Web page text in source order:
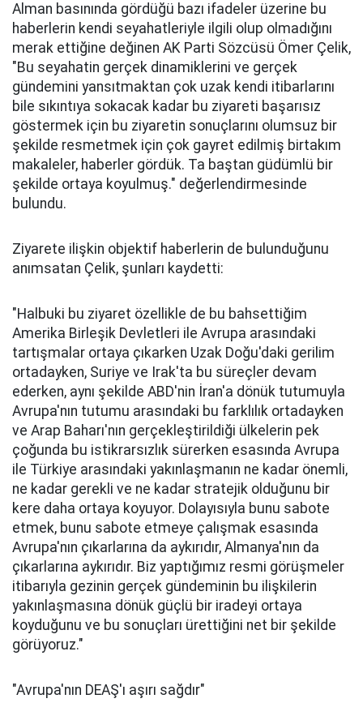
Alman basınında gördüğü bazı ifadeler üzerine bu
haberlerin kendi seyahatleriyle ilgili olup olmadığını
merak ettiğine değinen AK Parti Sözcüsü Ömer Çelik,
"Bu seyahatin gerçek dinamiklerini ve gerçek
gündemini yansıtmaktan çok uzak kendi itibarlarını
bile sıkıntıya sokacak kadar bu ziyareti başarısız
göstermek için bu ziyaretin sonuçlarını olumsuz bir
şekilde resmetmek için çok gayret edilmiş birtakım
makaleler, haberler gördük. Ta baştan güdümlü bir
şekilde ortaya koyulmuş." değerlendirmesinde
bulundu.
Ziyarete ilişkin objektif haberlerin de bulunduğunu
anımsatan Çelik, şunları kaydetti:
"Halbuki bu ziyaret özellikle de bu bahsettiğim
Amerika Birleşik Devletleri ile Avrupa arasındaki
tartışmalar ortaya çıkarken Uzak Doğu'daki gerilim
ortadayken, Suriye ve Irak'ta bu süreçler devam
ederken, aynı şekilde ABD'nin İran'a dönük tutumuyla
Avrupa'nın tutumu arasındaki bu farklılık ortadayken
ve Arap Baharı'nın gerçekleştirildiği ülkelerin pek
çoğunda bu istikrarsızlık sürerken esasında Avrupa
ile Türkiye arasındaki yakınlaşmanın ne kadar önemli,
ne kadar gerekli ve ne kadar stratejik olduğunu bir
kere daha ortaya koyuyor. Dolayısıyla bunu sabote
etmek, bunu sabote etmeye çalışmak esasında
Avrupa'nın çıkarlarına da aykırıdır, Almanya'nın da
çıkarlarına aykırıdır. Biz yaptığımız resmi görüşmeler
itibarıyla gezinin gerçek gündeminin bu ilişkilerin
yakınlaşmasına dönük güçlü bir iradeyi ortaya
koyduğunu ve bu sonuçları ürettiğini net bir şekilde
görüyoruz."
"Avrupa'nın DEAŞ'ı aşırı sağdır"